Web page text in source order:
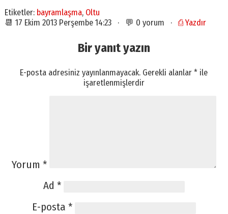
Etiketler: bayramlaşma, Oltu
📆 17 Ekim 2013 Perşembe 14:23 · 💬 0 yorum · ⎙ Yazdır
Bir yanıt yazın
E-posta adresiniz yayınlanmayacak. Gerekli alanlar* ile
işaretlenmişlerdir
Yorum *
Ad *
E-posta *